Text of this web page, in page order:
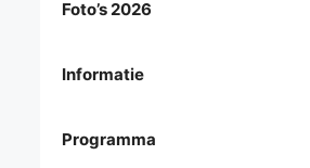
Foto’s 2026
Informatie
Programma